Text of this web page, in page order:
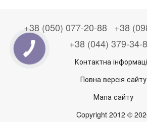
+38 (050) 077-20-88 +38
+38 (044) 379-34-
Контактна
Повна версія сайту
Мапа сайту
Copyright 2012 ©